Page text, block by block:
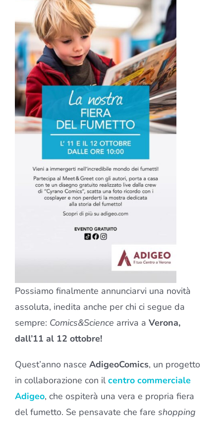
Possiamo finalmente annunciarvi una novità
assoluta, inedita anche per chi ci segue da
sempre: Comics&Science arriva a Verona,
dall’11 al 12 ottobre!
Quest’anno nasce AdigeoComics, un progetto
in collaborazione con ilcentro commerciale
Adigeo, che ospiterà una vera e propria fiera
del fumetto. Se pensavate che fare shopping